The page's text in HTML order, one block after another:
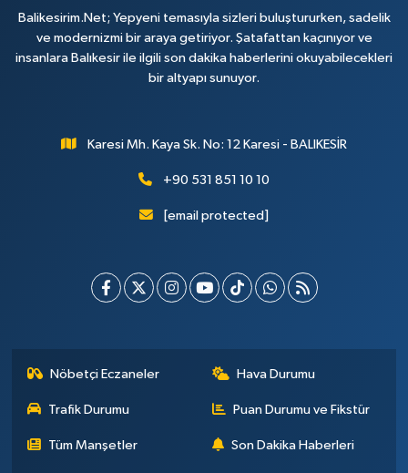
Balikesirim.Net; Yepyeni temasıyla sizleri buluştururken, sadelik
ve modernizmi bir araya getiriyor. Şatafattan kaçınıyor ve
insanlara Balıkesir ile ilgili son dakika haberlerini okuyabilecekleri
bir altyapı sunuyor.
Karesi Mh. Kaya Sk. No: 12 Karesi - BALIKESİR
+90 531 851 10 10
[email protected]
Nöbetçi Eczaneler Hava Durumu
Trafik Durumu Puan Durumu ve Fikstür
Tüm Manşetler Son Dakika Haberleri